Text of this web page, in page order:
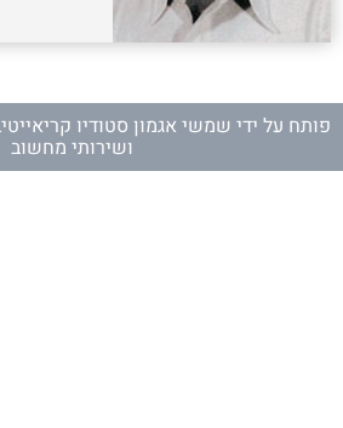
פותח על ידי שמשי אגמון סטודיו
ושירותי מחשוב